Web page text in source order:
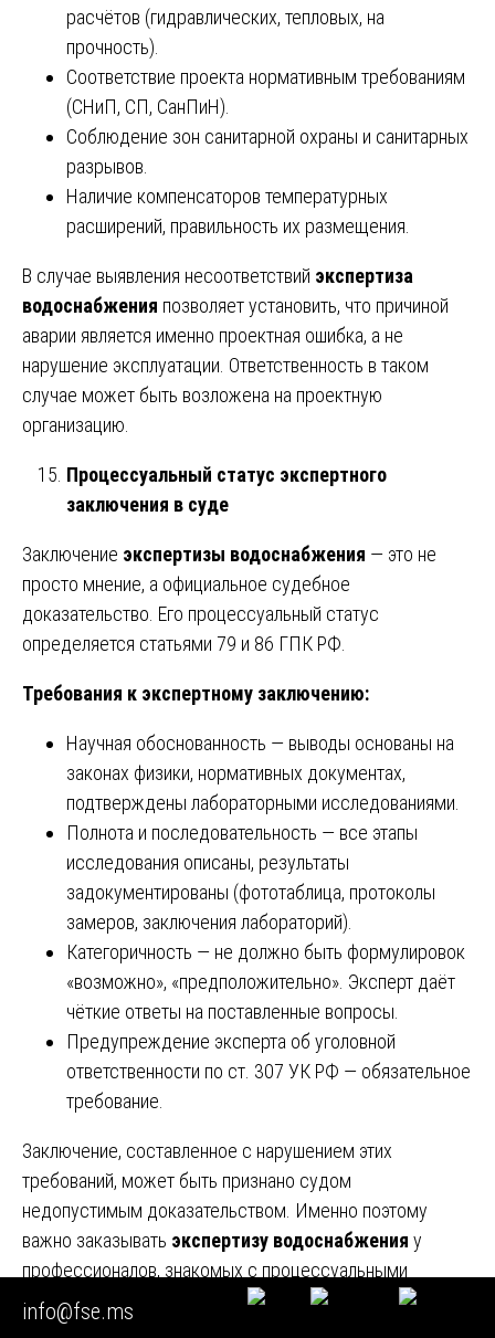
расчётов (гидравлических, тепловых, на
прочность).
Соответствие проекта нормативным требованиям
(СНиП, СП, СанПиН).
Соблюдение зон санитарной охраны и санитарных
разрывов.
Наличие компенсаторов температурных
расширений, правильность их размещения.
В случае выявления несоответствий экспертиза
водоснабжения позволяет установить, что причиной
аварии является именно проектная ошибка, а не
нарушение эксплуатации. Ответственность в таком
случае может быть возложена на проектную
организацию.
Процессуальный статус экспертного
заключения в суде
Заключение экспертизы водоснабжения — это не
просто мнение, а официальное судебное
доказательство. Его процессуальный статус
определяется статьями 79 и 86 ГПК РФ.
Требования к экспертному заключению:
Научная обоснованность — выводы основаны на
законах физики, нормативных документах,
подтверждены лабораторными исследованиями.
Полнота и последовательность — все этапы
исследования описаны, результаты
задокументированы (фототаблица, протоколы
замеров, заключения лабораторий).
Категоричность — не должно быть формулировок
«возможно», «предположительно». Эксперт даёт
чёткие ответы на поставленные вопросы.
Предупреждение эксперта об уголовной
ответственности по ст. 307 УК РФ — обязательное
требование.
Заключение, составленное с нарушением этих
требований, может быть признано судом
недопустимым доказательством. Именно поэтому
важно заказывать экспертизу водоснабжения у
профессионалов, знакомых с процессуальными
требованиями.
info@fse.ms